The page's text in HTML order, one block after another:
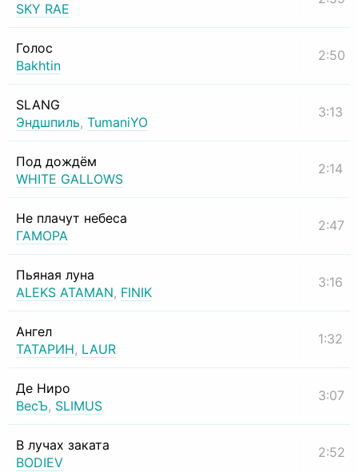
SKY RAE
Голос
Bakhtin
2:50
SLANG
Эндшпиль, TumaniYO
3:13
Под дождём
WHITE GALLOWS
2:14
Не плачут небеса
ГАМОРА
2:47
Пьяная луна
ALEKS ATAMAN, FINIK
3:16
Ангел
ТАТАРИН, LAUR
1:32
Де Ниро
ВесЪ, SLIMUS
3:07
В лучах заката
BODIEV
2:52